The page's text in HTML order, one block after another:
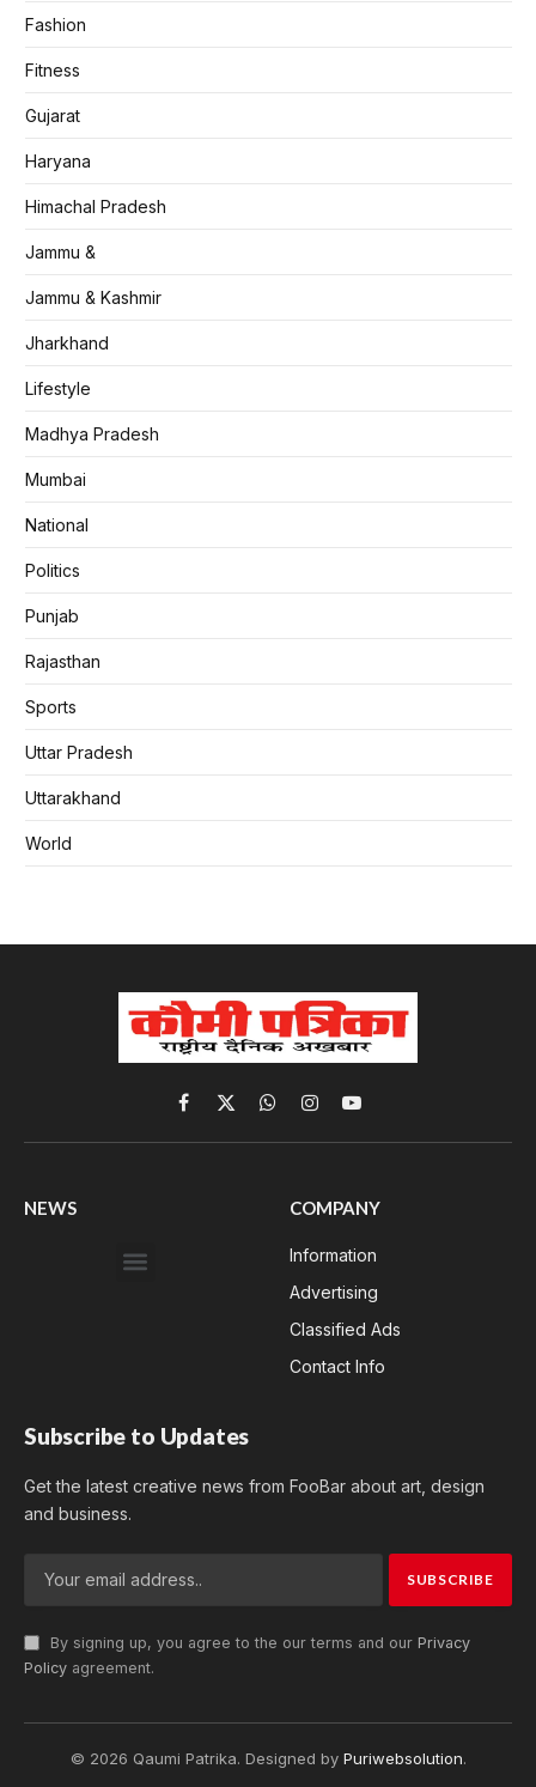
Fashion
Fitness
Gujarat
Haryana
Himachal Pradesh
Jammu &
Jammu & Kashmir
Jharkhand
Lifestyle
Madhya Pradesh
Mumbai
National
Politics
Punjab
Rajasthan
Sports
Uttar Pradesh
Uttarakhand
World
Facebook
X
(Twitter)
WhatsApp
InstagramYouTube
NEWS COMPANY
Information
Advertising
Classified Ads
Contact Info
Subscribe to Updates
Get the latest creative news from FooBar about art, design
and business.
By signing up, you agree to the our terms and our Privacy
Policy agreement.
© 2026 Qaumi Patrika. Designed by Puriwebsolution.